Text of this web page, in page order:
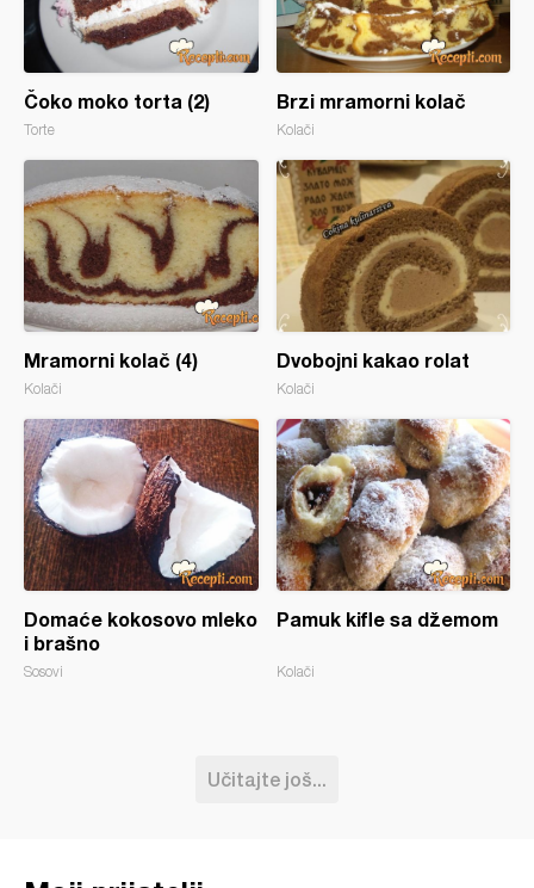
Čoko moko torta (2)
Torte
Brzi mramorni kolač
Kolači
Mramorni kolač (4)
Kolači
Dvobojni kakao rolat
Kolači
Domaće kokosovo mleko
i brašno
Sosovi
Pamuk kifle sa džemom
Kolači
Učitajte još...